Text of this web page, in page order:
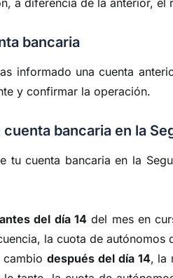
bancaria
informado una cuenta
y confirmar la operación.
bancaria en la
tu cuenta bancaria en la
antes del día 14del mes en
la cuota de autónomos
después del día 14, la